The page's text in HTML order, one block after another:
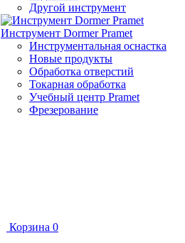
Другой инструмент
Инструмент Dormer Pramet
Инструментальная оснастка
Новые продукты
Обработка отверстий
Токарная обработка
Учебный центр Pramet
Фрезерование
Корзина 0